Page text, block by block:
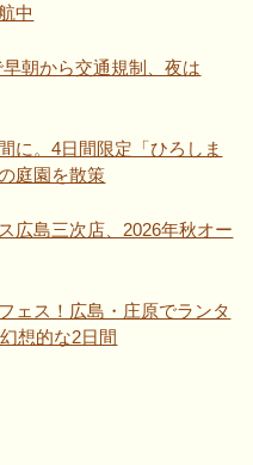
中
早朝から交通規制、夜は
に。4日間限定「ひろしま
庭園を散策
広島三次店、2026年秋オー
ェス！広島・庄原でランタ
想的な2日間